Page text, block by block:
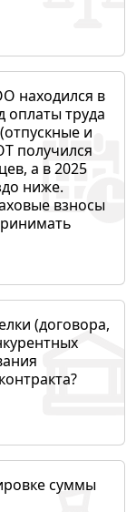
находился в
оплаты труда
и
получился
а в 2025
ниже.
взносы
(договора,
суммы